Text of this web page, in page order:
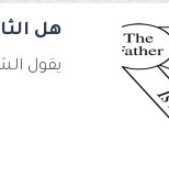
هل
يقول